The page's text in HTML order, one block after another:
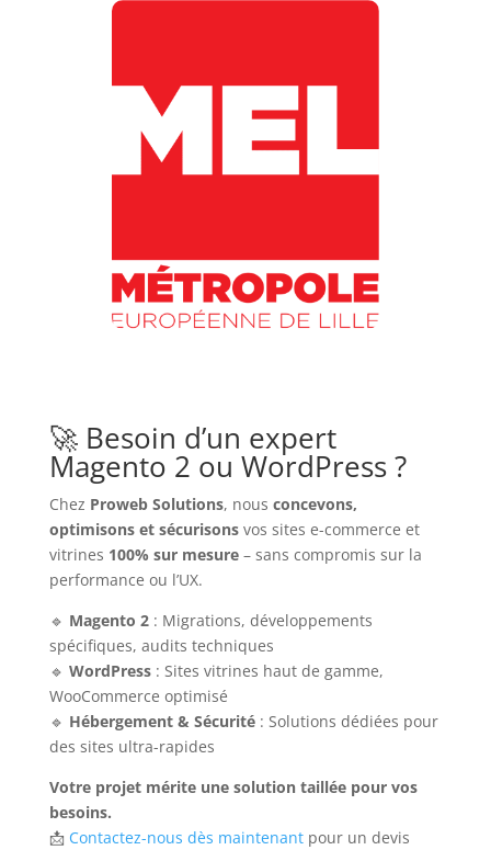
🚀 Besoin d’un expert
Magento 2 ou WordPress ?
Chez Proweb Solutions, nous concevons,
optimisons et sécurisonsvos sites e-commerce et
vitrines 100% sur mesure – sans compromis sur la
performance ou l’UX.
🔹 Magento 2: Migrations, développements
spécifiques, audits techniques
🔹 WordPress: Sites vitrines haut de gamme,
WooCommerce optimisé
🔹 Hébergement & Sécurité: Solutions dédiées pour
des sites ultra-rapides
Votre projet mérite une solution taillée pour vos
besoins.
📩 Contactez-nous dès maintenantpour un devis